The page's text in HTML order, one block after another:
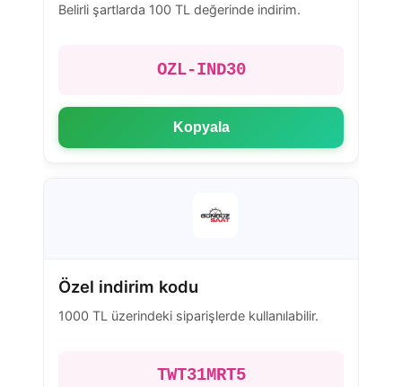
Belirli şartlarda 100 TL değerinde indirim.
OZL-IND30
Kopyala
Özel indirim kodu
1000 TL üzerindeki siparişlerde kullanılabilir.
TWT31MRT5